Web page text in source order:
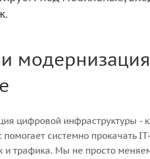
цифровой инфраструктуры -
системно прокачать
и трафика. Мы не просто